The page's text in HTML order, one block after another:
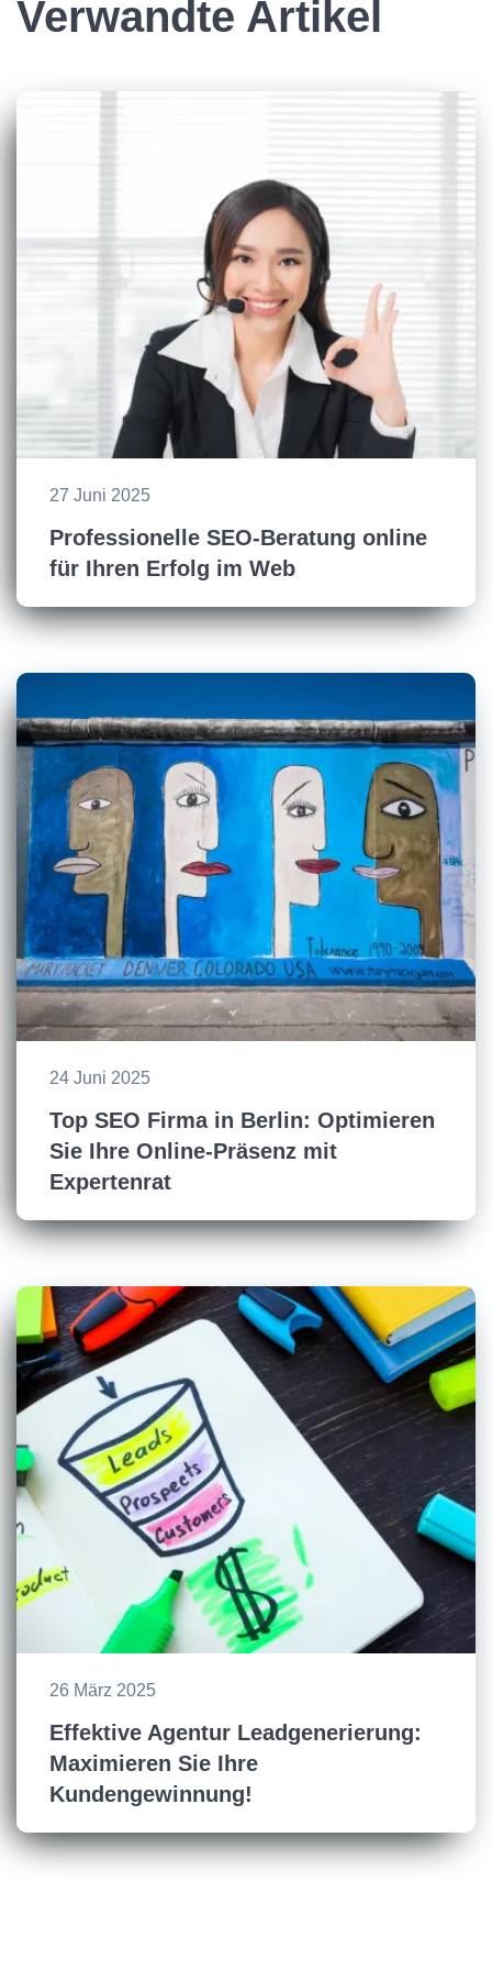
Verwandte Artikel
27 Juni 2025
Professionelle SEO-Beratung online
für Ihren Erfolg im Web
24 Juni 2025
Top SEO Firma in Berlin: Optimieren
Sie Ihre Online-Präsenz mit
Expertenrat
26 März 2025
Effektive Agentur Leadgenerierung:
Maximieren Sie Ihre
Kundengewinnung!